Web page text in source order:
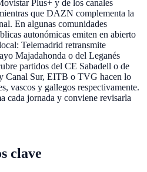
Plus+ y de los canales
que DAZN complementa la
En algunas comunidades
autonómicas emiten en abierto
Telemadrid retransmite
Majadahonda o del Leganés
partidos del CE Sabadell o de
Canal Sur, EITB o TVG hacen lo
vascos y gallegos respectivamente.
cada jornada y conviene revisarla
clave